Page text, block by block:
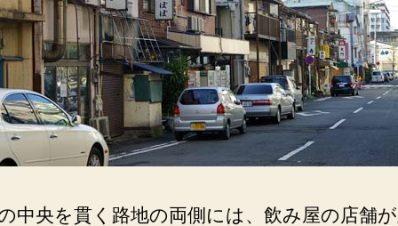
中央を貫く路地の両側には、飲み屋の店舗